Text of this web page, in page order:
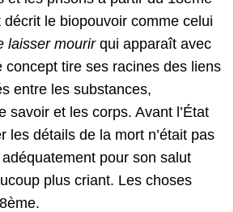
le biopouvoir comme celui
laisser mourirqui apparaît avec
concept tire ses racines des liens
entre les substances,
savoir et les corps. Avant l’État
les détails de la mort n’était pas
pour son salut
plus criant. Les choses